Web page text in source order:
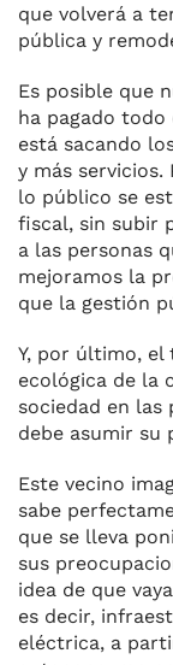
que volverá a
pública y
Es posible que
ha pagado todo
está sacando
y más
lo público se
fiscal, sin subir
a las personas
mejoramos la
que la gestión
Y, por último,
ecológica de la
sociedad en las
debe asumir su
Este vecino
sabe
que se lleva
sus
idea de que
es decir,
eléctrica, a